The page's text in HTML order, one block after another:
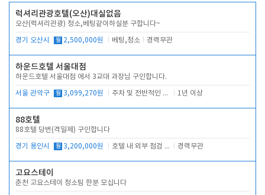
럭셔리관광호텔(오산)대실없음
오산(럭셔리관광) 청소,베팅같이하실분 구합니다~
경기 오산시 월 2,500,000원 베팅,청소 경력무관
하운드호텔 서울대점
하운드호텔 서울대점 에서 3교대 과장님 구인합니다.
서울 관악구 월 3,099,270원 주차 및 전반적인 당번업무 1년 이상
88호텔
88호텔 당번(격일제) 구인합니다
경기 용인시 월 3,200,000원 호텔 내 외부 점검 및 프런트 운영 경력무관
고요스테이
춘천 고요스테이 청소팀 한분 모십니다